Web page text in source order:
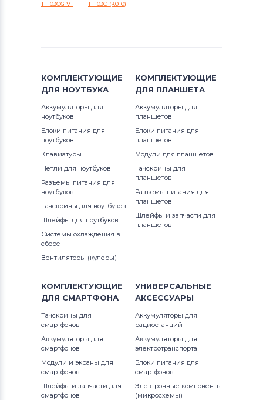
TF103CG V1 TF103C (K010)
КОМПЛЕКТУЮЩИЕ
ДЛЯ НОУТБУКА
Аккумуляторы для
ноутбуков
Блоки питания для
ноутбуков
Клавиатуры
Петли для ноутбуков
Разъемы питания для
ноутбуков
Тачскрины для ноутбуков
Шлейфы для ноутбуков
Системы охлаждения в
сборе
Вентиляторы (кулеры)
КОМПЛЕКТУЮЩИЕ
ДЛЯ ПЛАНШЕТА
Аккумуляторы для
планшетов
Блоки питания для
планшетов
Модули для планшетов
Тачскрины для
планшетов
Разъемы питания для
планшетов
Шлейфы и запчасти для
планшетов
КОМПЛЕКТУЮЩИЕ
ДЛЯ СМАРТФОНА
Тачскрины для
смартфонов
Аккумуляторы для
смартфонов
Модули и экраны для
смартфонов
Шлейфы и запчасти для
смартфонов
УНИВЕРСАЛЬНЫЕ
АКСЕССУАРЫ
Аккумуляторы для
радиостанций
Аккумуляторы для
электротранспорта
Блоки питания для
смартфонов
Электронные компоненты
(микросхемы)